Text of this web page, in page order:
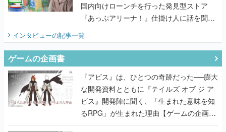
国内向けローンチを行った発見型ストア
『あっぷアリーナ！』仕掛け人に話を聞い
てみた
インタビューの記事一覧
ゲームの企画書
『アビス』は、ひとつの奇跡だった──膨大
な開発資料とともに『テイルズ オブ ジ ア
ビス』開発陣に聞く、「生まれた意味を知
るRPG」が生まれた理由【ゲームの企画
書】